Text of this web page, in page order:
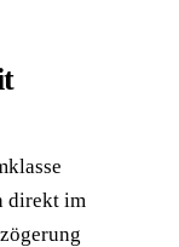
direkt im